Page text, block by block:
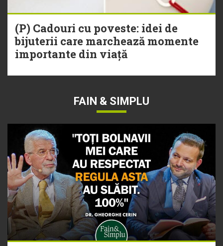
(P) Cadouri cu poveste: idei de
bijuterii care marchează momente
importante din viață
FAIN & SIMPLU